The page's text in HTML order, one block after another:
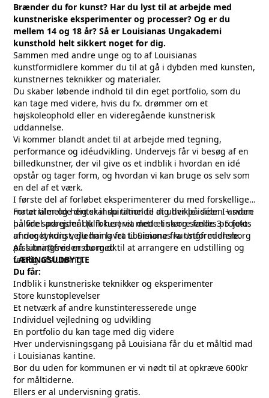
Brænder du for kunst? Har du lyst til at arbejde med
kunstneriske eksperimenter og processer? Og er du
mellem 14 og 18 år? Så er Louisianas Ungakademi
kunsthold helt sikkert noget for dig.
Sammen med andre unge og to af Louisianas
kunstformidlere kommer du til at gå i dybden med kunsten,
kunstnernes teknikker og materialer.
Du skaber løbende indhold til din eget portfolio, som du
kan tage med videre, hvis du fx. drømmer om et
højskoleophold eller en videregående kunstnerisk
uddannelse.
Vi kommer blandt andet til at arbejde med tegning,
performance og idéudvikling. Undervejs får vi besøg af en
billedkunstner, der vil give os et indblik i hvordan en idé
opstår og tager form, og hvordan vi kan bruge os selv som
en del af et værk.
I første del af forløbet eksperimenterer du med forskellige
materialer og henter inspiration til at udvikle idéer. I anden
halvdel arbejder du fokuseret med et større fælles projekt
under kyndig vejledning fra Louisianas kunstformidlere.
Afslutningsvis er du med til at arrangere en udstilling og
festlig afslutning.
For at tilmelde dig skal du tilmelde dig her på siden + svare
på fire spørgsmål (klik her) via dette link og sende 3-5 fotos
af noget kunst, du har lavet til Simone fra Ungfredensborg
på sibra@fredensborg.dk
LÆRINGSUDBYTTE
Du får:
Indblik i kunstneriske teknikker og eksperimenter
Store kunstoplevelser
Et netværk af andre kunstinteresserede unge
Individuel vejledning og udvikling
En portfolio du kan tage med dig videre
Hver undervisningsgang på Louisiana får du et måltid mad
i Louisianas kantine.
Bor du uden for kommunen er vi nødt til at opkræve 600kr
for måltiderne.
Ellers er al undervisning gratis.